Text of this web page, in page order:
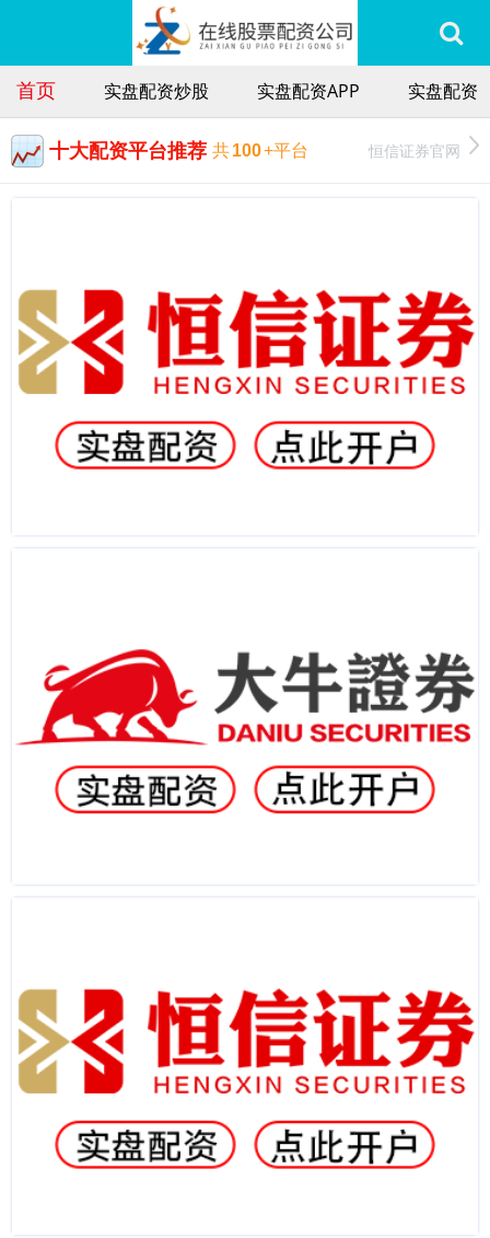
首页 实盘配资炒股 实盘配资APP 实盘配资
十大配资平台推荐 共100+平台 恒信证券官网